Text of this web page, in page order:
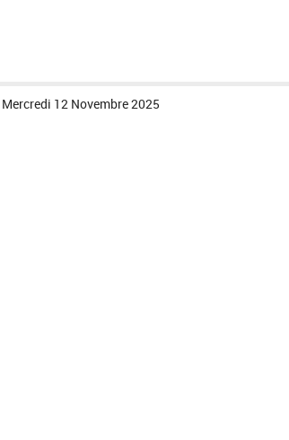
Mercredi 12 Novembre 2025